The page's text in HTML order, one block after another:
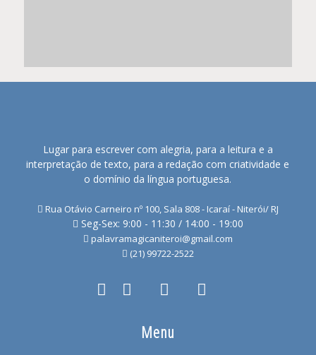
Lugar para escrever com alegria, para a leitura e a
interpretação de texto, para a redação com criatividade e
o domínio da língua portuguesa.
Rua Otávio Carneiro nº 100, Sala 808 - Icaraí - Niterói/ RJ
Seg-Sex: 9:00 - 11:30 / 14:00 - 19:00
palavramagicaniteroi@gmail.com
(21) 99722-2522
Menu